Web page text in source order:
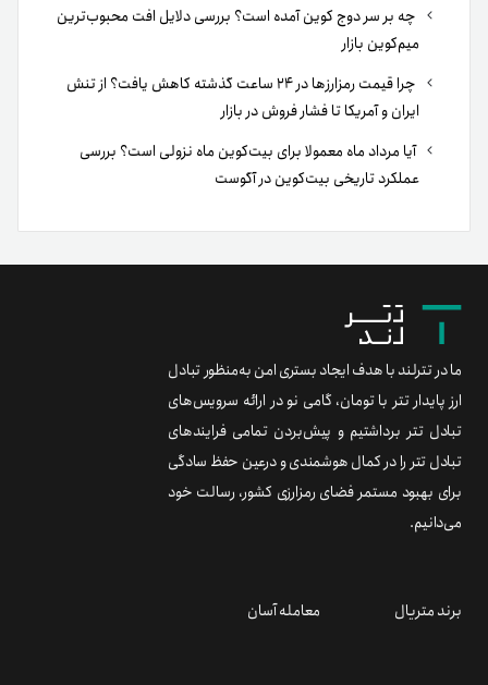
چه بر سر دوج کوین آمده است؟ بررسی دلایل افت محبوب‌ترین
میم‌کوین بازار
چرا قیمت رمزارزها در ۲۴ ساعت گذشته کاهش یافت؟ از تنش
ایران و آمریکا تا فشار فروش در بازار
آیا مرداد ماه معمولا برای بیت‌کوین ماه نزولی است؟ بررسی
عملکرد تاریخی بیت‌کوین در آگوست
ما در تترلند با هدف ایجاد بستری امن به‌منظور تبادل
ارز پایدار تتر با تومان، گامی نو در ارائه سرویس‌های
تبادل تتر برداشتیم و پیش‌بردن تمامی فرایندهای
تبادل تتر را در کمال هوشمندی و درعین حفظ سادگی
برای بهبود مستمر فضای رمزارزی کشور، رسالت خود
می‌دانیم.
برند متریال معامله آسان